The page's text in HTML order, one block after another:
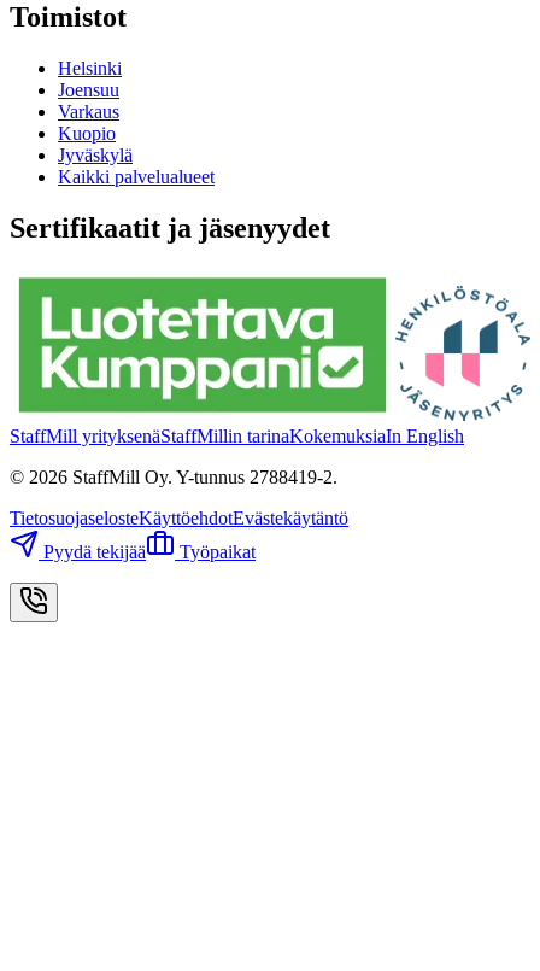
Toimistot
Helsinki
Joensuu
Varkaus
Kuopio
Jyväskylä
Kaikki palvelualueet
Sertifikaatit ja jäsenyydet
StaffMill yrityksenäStaffMillin tarinaKokemuksiaIn English
© 2026 StaffMill Oy. Y-tunnus 2788419-2.
TietosuojaselosteKäyttöehdotEvästekäytäntö
Pyydä tekijää
Työpaikat